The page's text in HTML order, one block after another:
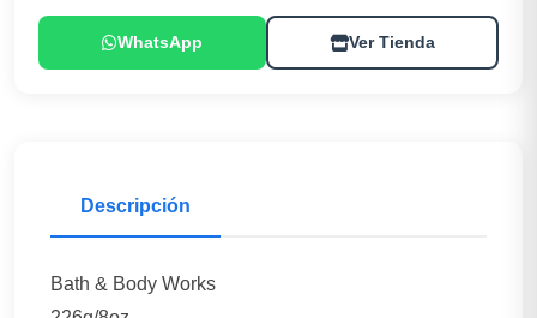
WhatsApp Ver Tienda
Descripción
Bath & Body Works